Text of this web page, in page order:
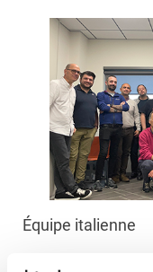
Équipe italienne